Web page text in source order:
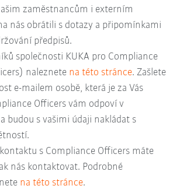
zaměstnancům i externím
nás obrátili s dotazy a připomínkami
předpisů.
společnosti KUKA pro Compliance
naleznete na této stránce. Zašlete
e-mailem osobě, která je za Vás
Officers vám odpoví v
budou s vašimi údaji nakládat s
s Compliance Officers máte
nás kontaktovat. Podrobné
na této stránce.